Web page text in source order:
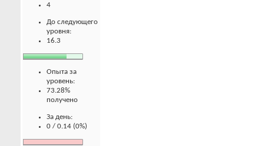
4
До следующего
уровня:
16.3
Опыта за
уровень:
73.28%
получено
За день:
0 / 0.14 (0%)